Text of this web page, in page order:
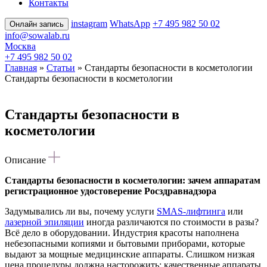
Контакты
Онлайн запись instagram WhatsApp +7 495 982 50 02
info@sowalab.ru
Москва
+7 495 982 50 02
Главная » Статьи » Стандарты безопасности в косметологии
Стандарты безопасности в косметологии
Стандарты безопасности в
косметологии
Описание
Стандарты безопасности в косметологии: зачем аппаратам
регистрационное удостоверение Росздравнадзора
Задумывались ли вы, почему услуги SMAS‑лифтинга или
лазерной эпиляции иногда различаются по стоимости в разы?
Всё дело в оборудовании. Индустрия красоты наполнена
небезопасными копиями и бытовыми приборами, которые
выдают за мощные медицинские аппараты. Слишком низкая
цена процедуры должна насторожить: качественные аппараты